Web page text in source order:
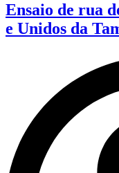
Ensaio de rua
e Unidos da